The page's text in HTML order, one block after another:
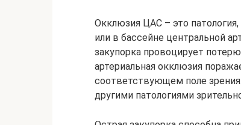
Окклюзия ЦАС – это
или в бассейне центральной
закупорка провоцирует
артериальная окклюзия
соответствующем поле
другими патологиями